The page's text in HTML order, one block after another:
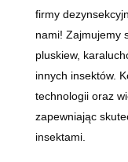
firmy
nami! Zajmujemy
pluskiew,
innych insektów.
technologii oraz
zapewniając
insektami.